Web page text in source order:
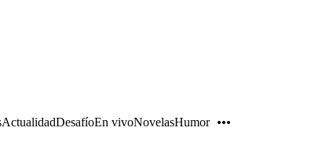
ActualidadDesafíoEn vivoNovelasHumor